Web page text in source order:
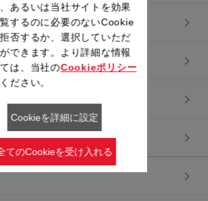
チーマー
あるいは当社サイトを効果
するのに必要のないCookie
否するか、選択していただ
できます。より詳細な情報
は、当社のCookieポリシー
ださい。
Cookieを詳細に設定
てのCookieを受け入れる